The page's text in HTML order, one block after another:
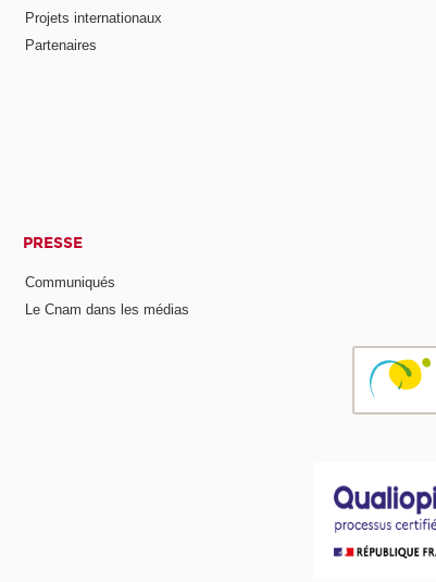
Projets internationaux
Partenaires
PRESSE
Communiqués
Le Cnam dans les médias